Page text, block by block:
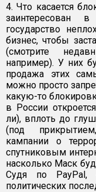
4. Что касается
заинтересован
государство
бизнес, чтобы
(смотрите
например). У них
продажа этих
можно просто
какую-то
в России
ли), вплоть до
(под
кампании о
спутниковым
насколько Маск
Судя по PayPal,
политических